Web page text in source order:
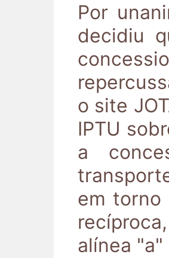
Por
decidiu
o site
IPTU
a
em torno
alínea